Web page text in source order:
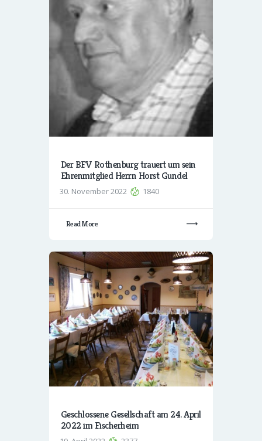
Der BFV Rothenburg trauert um sein
Ehrenmitglied Herrn Horst Gundel
30. November 2022 1840
Read More
Geschlossene Gesellschaft am 24. April
2022 im Fischerheim